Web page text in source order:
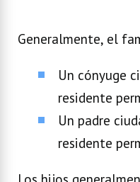
Generalmente, el
Un cónyuge
residente
Un padre
residente